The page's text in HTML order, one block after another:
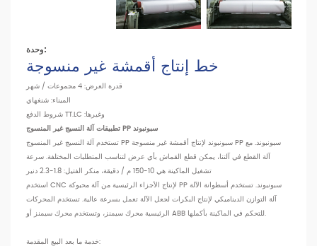
وحدة:
خط إنتاج أقمشة غير منسوجة
قدرة العرض: 4 مجموعات / شهر
الميناء: شنغهاي
شروط الدفع TT.LC :وغيرها
تطبيقات آلة النسيج غير المنسوج PP سبونبوند
تستخدم آلة النسيج غير المنسوج PP سبونبوند لإنتاج أقمشة غير منسوجة PP سبونبوند. مع
آلة القطع في آلتنا، يمكن قطع القماش بأي عرض لتناسب المتطلبات المختلفة. سرعة
تشغيل الماكينة هي 10-150 م / دقيقة، منكر الفتيل: 1.8-2.3 دنير
استخدم CNC لإنتاج الأجزاء الرئيسية من آلة محبوكة PP سبونبوند. تستخدم أسطوانة الآلة
آلة التوازن الديناميكي لإنتاج البكرات لجعل الآلة تعمل بسرعة عالية. تستخدم المحركات
خدمة ما بعد البيع المقدمة: